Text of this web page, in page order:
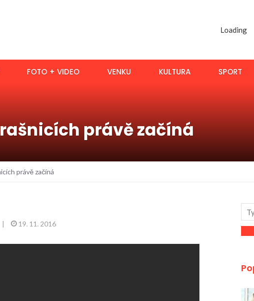
Loading
FOTO + VIDEO VENKU KULTURA SPORT
právě začíná
právě začíná
| 19. 11. 2016